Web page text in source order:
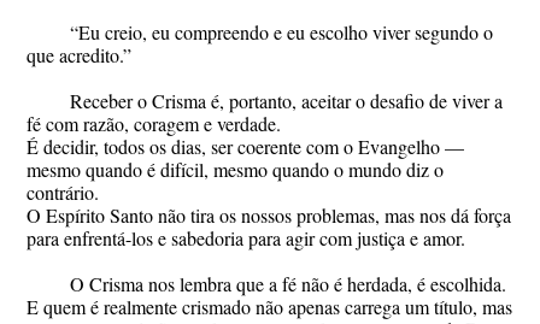
“Eu creio, eu compreendo e eu escolho viver segundo o
que acredito.”
Receber o Crisma é, portanto, aceitar o desafio de viver a
fé com razão, coragem e verdade.
É decidir, todos os dias, ser coerente com o Evangelho —
mesmo quando é difícil, mesmo quando o mundo diz o
contrário.
O Espírito Santo não tira os nossos problemas, mas nos dá força
para enfrentá-los e sabedoria para agir com justiça e amor.
O Crisma nos lembra que a fé não é herdada, é escolhida.
E quem é realmente crismado não apenas carrega um título, mas